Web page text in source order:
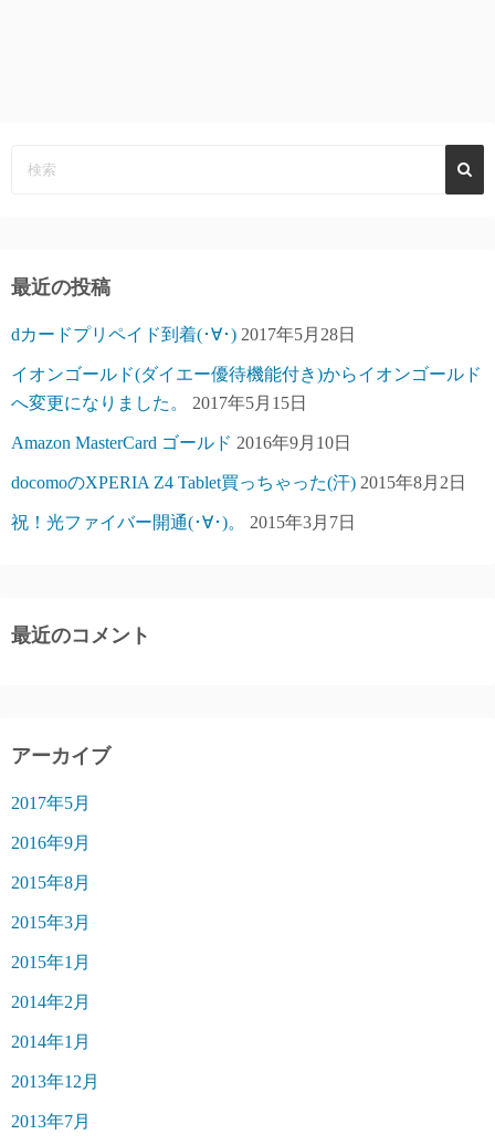
最近の投稿
dカードプリペイド到着(･∀･) 2017年5月28日
イオンゴールド(ダイエー優待機能付き)からイオンゴールド
へ変更になりました。
2017年5月15日
Amazon MasterCard ゴールド 2016年9月10日
docomoのXPERIA Z4 Tablet買っちゃった(汗) 2015年8月2日
祝！光ファイバー開通(･∀･)。 2015年3月7日
最近のコメント
アーカイブ
2017年5月
2016年9月
2015年8月
2015年3月
2015年1月
2014年2月
2014年1月
2013年12月
2013年7月